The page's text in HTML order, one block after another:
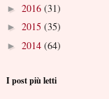
► 2016 (31)
► 2015 (35)
► 2014 (64)
I post più letti